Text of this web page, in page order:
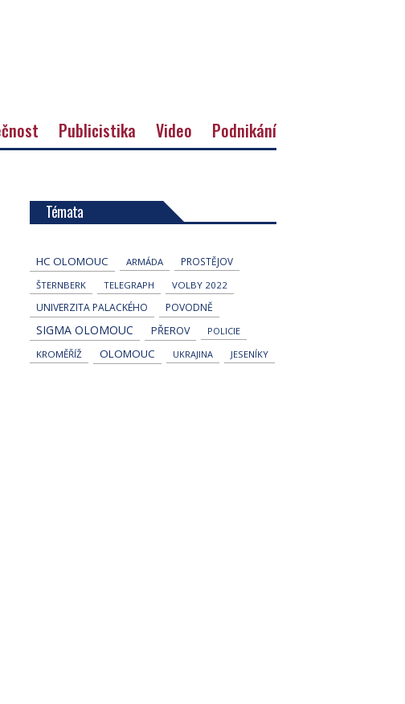
Publicistika Video Podnikání
Témata
HC OLOMOUC ARMÁDA PROSTĚJOV
ŠTERNBERK TELEGRAPH VOLBY 2022
UNIVERZITA PALACKÉHO POVODNĚ
SIGMA OLOMOUC PŘEROV
POLICIE
KROMĚŘÍŽ
OLOMOUC UKRAJINA JESENÍKY